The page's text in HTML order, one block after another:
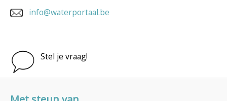
info@waterportaal.be
Stel je vraag!